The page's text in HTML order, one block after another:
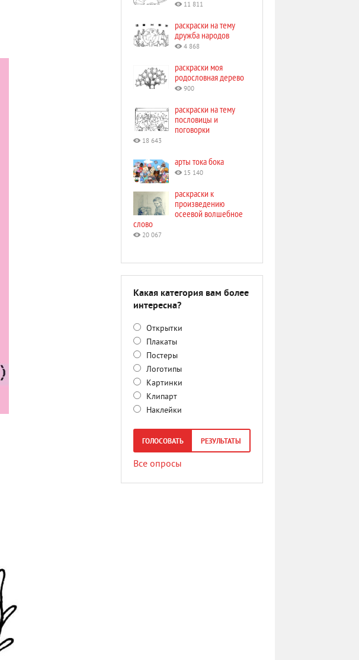
11 811
раскраски на тему
дружба народов
4 868
раскраски моя
родословная дерево
900
раскраски на тему
пословицы и
поговорки
18 643
арты тока бока
15 140
раскраски к
произведению
осеевой волшебное
слово
20 067
Какая категория вам более
интересна?
Открытки
Плакаты
Постеры
Логотипы
Картинки
Клипарт
Наклейки
ГОЛОСОВАТЬ РЕЗУЛЬТАТЫ
Все опросы